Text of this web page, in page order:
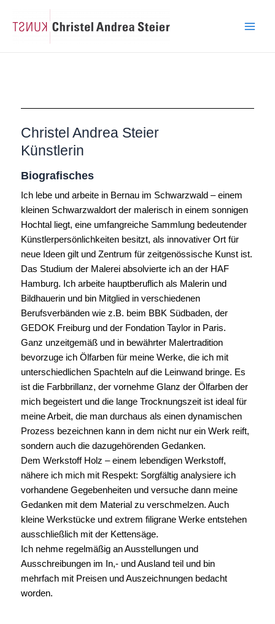
Inhalt
Christel Andrea Steier
Künstlerin
Biografisches
Ich lebe und arbeite in Bernau im Schwarzwald – einem
kleinen Schwarzwaldort der malerisch in einem sonnigen
Hochtal liegt, eine umfangreiche Sammlung bedeutender
Künstlerpersönlichkeiten besitzt, als innovativer Ort für
neue Ideen gilt und Zentrum für zeitgenössische Kunst ist.
Das Studium der Malerei absolvierte ich an der HAF
Hamburg. Ich arbeite hauptberuflich als Malerin und
Bildhauerin und bin Mitglied in verschiedenen
Berufsverbänden wie z.B. beim BBK Südbaden, der
GEDOK Freiburg und der Fondation Taylor in Paris.
Ganz unzeitgemäß und in bewährter Malertradition
bevorzuge ich Ölfarben für meine Werke, die ich mit
unterschiedlichen Spachteln auf die Leinwand bringe. Es
ist die Farbbrillanz, der vornehme Glanz der Ölfarben der
mich begeistert und die lange Trocknungszeit ist ideal für
meine Arbeit, die man durchaus als einen dynamischen
Prozess bezeichnen kann in dem nicht nur ein Werk reift,
sondern auch die dazugehörenden Gedanken.
Dem Werkstoff Holz – einem lebendigen Werkstoff,
nähere ich mich mit Respekt: Sorgfältig analysiere ich
vorhandene Gegebenheiten und versuche dann meine
Gedanken mit dem Material zu verschmelzen. Auch
kleine Werkstücke und extrem filigrane Werke entstehen
ausschließlich mit der Kettensäge.
Ich nehme regelmäßig an Ausstellungen und
Ausschreibungen im In,- und Ausland teil und bin
mehrfach mit Preisen und Auszeichnungen bedacht
worden.